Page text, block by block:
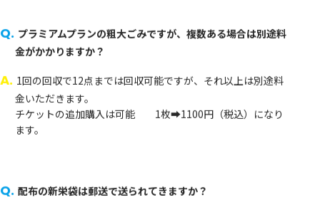
Q. プラミアムプランの粗大ごみですが、複数ある場合は別途料
金がかかりますか？
A. 1回の回収で12点までは回収可能ですが、それ以上は別途料
金いただきます。
チケットの追加購入は可能 1枚➡1100円（税込）になり
ます。
Q. 配布の新栄袋は郵送で送られてきますか？